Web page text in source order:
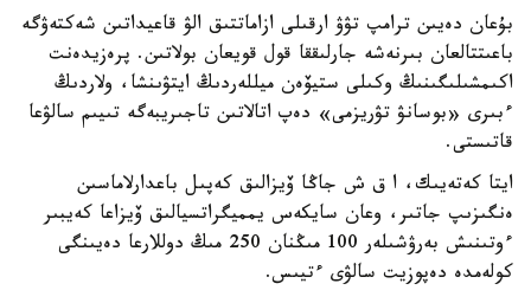
بۇعان دەيىن ترامپ تۋۋ ارقىلى ازاماتتىق الۋ قاعيداتىن شەكتەۋگە
باعىتتالعان بىرنەشە جارلىققا قول قويعان بولاتىن. پرەزيدەنت
اكىمشىلىگىنىڭ وكىلى ستيۆەن ميللەردىڭ ايتۋىنشا، ولاردىڭ
ءبىرى «بوسانۋ تۋريزمى» دەپ اتالاتىن تاجىريبەگە تىيىم سالۋعا
قاتىستى.
ايتا كەتەيىك، ا ق ش جاڭا ۆيزالىق كەپىل باعدارلاماسىن
ەنگىزىپ جاتىر، وعان سايكەس يمميگراتسيالىق ۆيزاعا كەيبىر
ءوتىنىش بەرۋشىلەر 100 مىڭنان 250 مىڭ دوللارعا دەيىنگى
كولەمدە دەپوزيت سالۋى ءتيىس.